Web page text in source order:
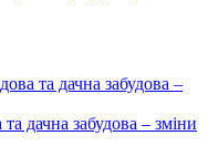
та дачна забудова –
дачна забудова – зміни